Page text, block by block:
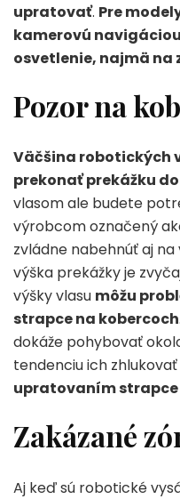
upratovať. Pre
kamerovú
osvetlenie, najmä na
Pozor na
Väčšina robotických
prekonať prekážku do
vlasom ale budete
výrobcom označený
zvládne nabehnúť aj
výška prekážky je
výšky vlasu môžu
strapce na kobercoch
dokáže pohybovať
tendenciu ich
upratovaním
Zakázané
Aj keď sú robotické